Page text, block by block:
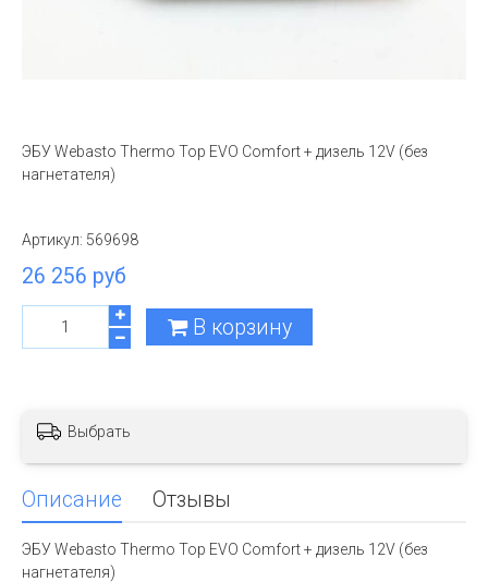
ЭБУ Webasto Thermo Top EVO Comfort + дизель 12V (без
нагнетателя)
Артикул: 569698
26 256 руб
В корзину
Выбрать
Описание Отзывы
ЭБУ Webasto Thermo Top EVO Comfort + дизель 12V (без
нагнетателя)